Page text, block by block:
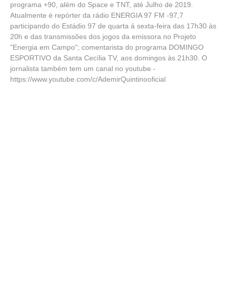
programa +90, além do Space e TNT, até Julho de 2019.
Atualmente é repórter da rádio ENERGIA 97 FM -97,7
participando do Estádio 97 de quarta á sexta-feira das 17h30 às
20h e das transmissões dos jogos da emissora no Projeto
"Energia em Campo"; comentarista do programa DOMINGO
ESPORTIVO da Santa Cecília TV, aos domingos às 21h30. O
jornalista também tem um canal no youtube -
https://www.youtube.com/c/AdemirQuintinooficial